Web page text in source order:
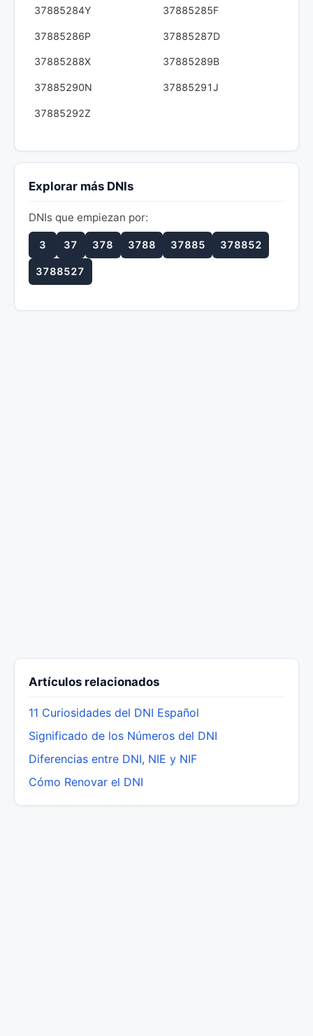
37885284Y 37885285F
37885286P 37885287D
37885288X 37885289B
37885290N 37885291J
37885292Z
Explorar más DNIs
DNIs que empiezan por:
3 37 378 3788 37885 378852
3788527
Artículos relacionados
11 Curiosidades del DNI Español
Significado de los Números del DNI
Diferencias entre DNI, NIE y NIF
Cómo Renovar el DNI